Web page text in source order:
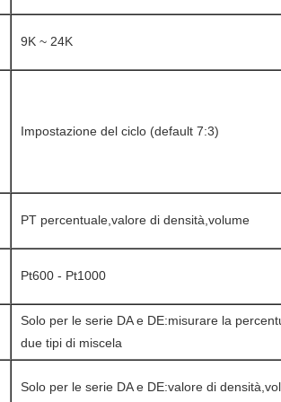
9K ~ 24K
Impostazione del ciclo (default 7:3)
PT percentuale,valore di densità,volume
Pt600 - Pt1000
Solo per le serie DA e DE:misurare la
due tipi di miscela
Solo per le serie DA e DE:valore di